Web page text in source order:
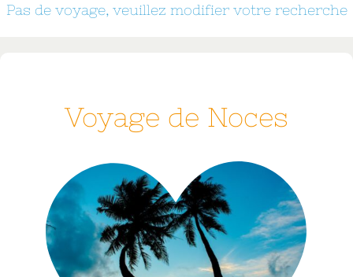
Pas de voyage, veuillez modifier votre recherche
Voyage de Noces